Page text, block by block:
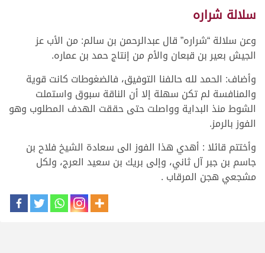
سلالة شراره
وعن سلالة “شراره” قال عبدالرحمن بن سالم: من الأب عز
الجيش بعير بن قبعان والأم من إنتاج حمد بن عماره.
وأضاف: الحمد لله حالفنا التوفيق، فالضغوطات كانت قوية
والمنافسة لم تكن سهلة إلا أن الناقة سبوق واستملت
الشوط منذ البداية وواصلت حتى حققت الهدف المطلوب وهو
الفوز بالرمز.
وأختتم قائلا : أهدي هذا الفوز الى سعادة الشيخ فلاح بن
جاسم بن جبر آل ثاني، وإلى بريك بن سعيد العرج، ولكل
مشجعي هجن المرقاب .